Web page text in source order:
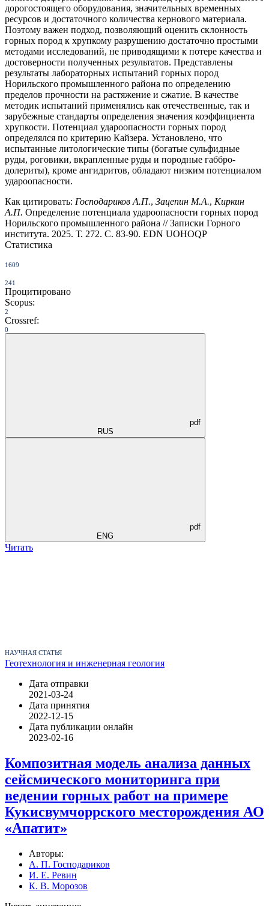
дорогостоящего оборудования, значительных временных
ресурсов и достаточного количества кернового материала.
Поэтому важен подход, позволяющий оценить склонность
горных пород к хрупкому разрушению достаточно простыми
методами исследований, не приводящими к потере качества и
достоверности полученных результатов. Представлены
результаты лабораторных испытаний горных пород
Норильского промышленного района по определению
пределов прочности на растяжение и сжатие. В качестве
методик испытаний применялись как отечественные, так и
зарубежные стандарты определения значения коэффициента
хрупкости. Потенциал удароопасности горных пород
определялся по критерию Кайзера. Установлено, что
испытанные литологические типы (богатые сульфидные
руды, роговики, вкрапленные руды и породные габбро-
долериты), кроме ангидритов, обладают низким потенциалом
удароопасности.
Как цитировать: Господариков А.П., Зацепин М.А., Киркин
А.П. Определение потенциала удароопасности горных пород
Норильского промышленного района // Записки Горного
института. 2025. Т. 272. С. 83-90. EDN UOHOQP
Статистика
1609
241
Процитировано
Scopus:
2
Crossref:
0
pdf
RUS
pdf
ENG
Читать
НАУЧНАЯ СТАТЬЯ
Геотехнология и инженерная геология
Дата отправки
2021-03-24
Дата принятия
2022-12-15
Дата публикации онлайн
2023-02-16
Композитная модель анализа данных
сейсмического мониторинга при
ведении горных работ на примере
Кукисвумчоррского месторождения АО
«Апатит»
Авторы:
А. П. Господариков
И. Е. Ревин
К. В. Морозов